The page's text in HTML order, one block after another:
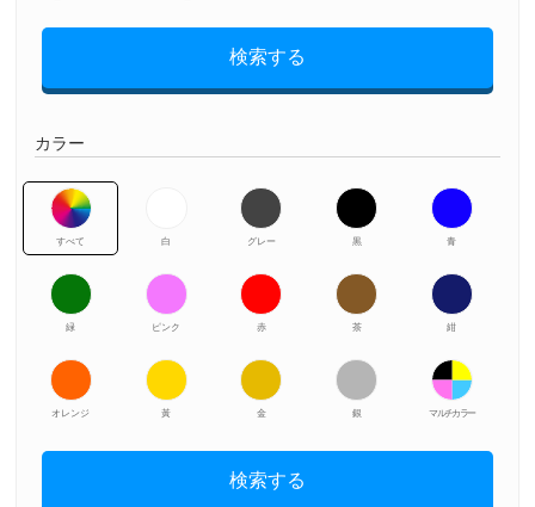
検索する
カラー
すべて 白 グレー 黒 青
緑 ピンク 赤 茶 紺
オレンジ 黃 金 銀 マルチカラー
検索する